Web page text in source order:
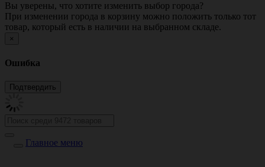
Вы уверены, что хотите изменить выбор города?
При изменении города в корзину можно положить только тот
товар, который есть в наличии на выбранном складе.
×
Ошибка
Главное меню